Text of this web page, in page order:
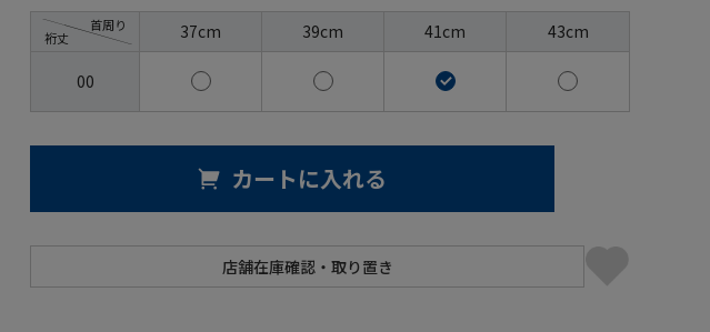
裄丈
首周り 37cm 39cm 41cm 43cm
00
カートに入れる